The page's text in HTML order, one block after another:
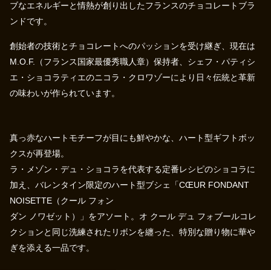
ブなエネルギーと情熱が創り出したフランスのチョコレートブラ
ンドです。
創始者の技術とチョコレートへのパッションを受け継ぎ、現在は
M.O.F.（フランス国家最優秀職人章）保持者、シェフ・パティシ
エ・ショコラティエのニコラ・クロワゾーにより日々伝統と革新
の味わいが作られています。
真っ赤なハートモチーフが目にも鮮やかな、ハート型ギフトボッ
クスが再登場。
ラ・メゾン・デュ・ショコラを代表する定番レシピのショコラに
加え、バレンタイン限定のハート型ブシェ「CŒUR FONDANT
NOISETTE（クール フォン
ダン ノワゼット）」をアソート。オ クール デュ フォブールコレ
クションと同じ洗練されたリボンを纏った、特別な贈り物に華や
ぎを添える⼀品です。